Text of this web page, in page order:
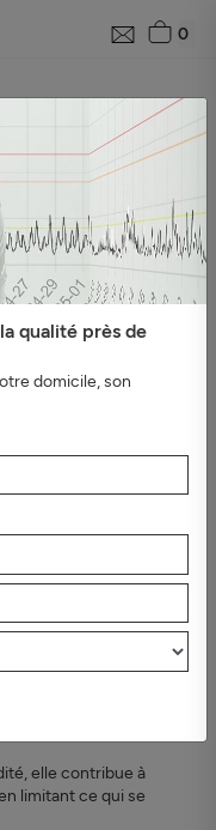
0
vos
de moisissures,
d'air « lourd ».
peut également nuire à
elle contribue à
limitant ce qui se
qualité près de
domicile, son